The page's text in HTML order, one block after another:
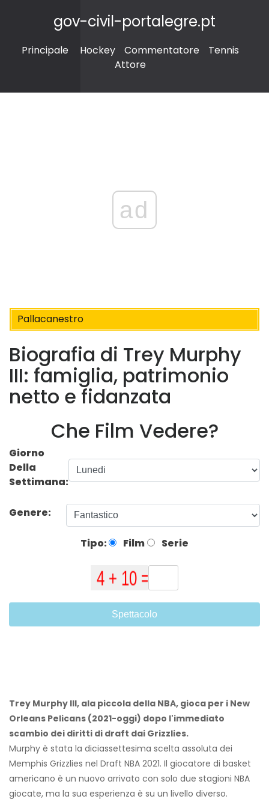
gov-civil-portalegre.pt
Principale Hockey Commentatore
Tennis
Attore
ad
Pallacanestro
Biografia di Trey Murphy
III: famiglia, patrimonio
netto e fidanzata
Che Film Vedere?
Giorno
Della
Settimana:
Genere:
Tipo: Film Serie
Spettacolo
Trey Murphy III, ala piccola della NBA, gioca per i New
Orleans Pelicans (2021-oggi) dopo l'immediato
scambio dei diritti di draft dai Grizzlies.
Murphy è stata la diciassettesima scelta assoluta dei
Memphis Grizzlies nel Draft NBA 2021. Il giocatore di basket
americano è un nuovo arrivato con solo due stagioni NBA
giocate, ma la sua esperienza è su un livello diverso.